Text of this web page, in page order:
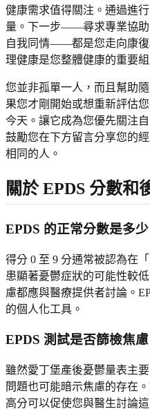
健康需求值得關注。通過進
量。下一步——尋求專業協助
自我同情——都是您走向康復
理健康是您整體健康的重要
您並非孤單一人，而且幫助
果您才剛開始或想重新評估
今天。讓它成為您優先關注
鼓勵您在下方留言分享您的
相同的人。
關於 EPDS 分數和
EPDS 的正常分數是多少
得分 0 至 9 分通常被認為在
患顯著憂鬱症狀的可能性較
慮都應與醫療提供者討論。
的個人化工具。
EPDS 測試是否篩檢焦慮
雖然愛丁堡產後憂鬱量表主
問題也可能暗示焦慮的存在
高分可以促使您與醫生討論